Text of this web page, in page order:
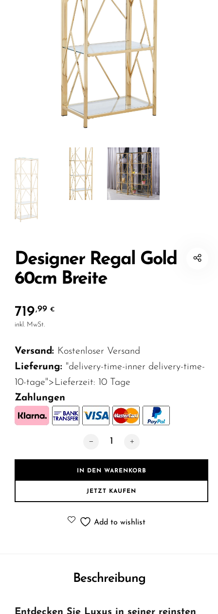
Designer Regal Gold
60cm Breite
719,99 €
inkl. MwSt.
Versand: Kostenloser Versand
Lieferung: "delivery-time-inner delivery-time-
10-tage">Lieferzeit: 10 Tage
Zahlungen
Designer Regal Gold 60cm Breite
IN DEN WARENKORB
JETZT KAUFEN
Add to wishlist
Beschreibung
Entdecken Sie Luxus in seiner reinsten